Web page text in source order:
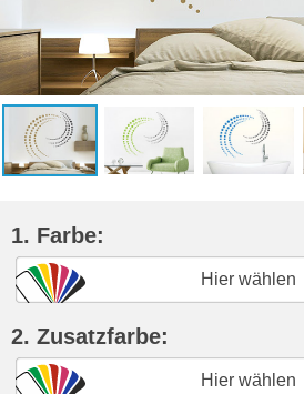
1. Farbe:
Hier wählen
2. Zusatzfarbe:
Hier wählen